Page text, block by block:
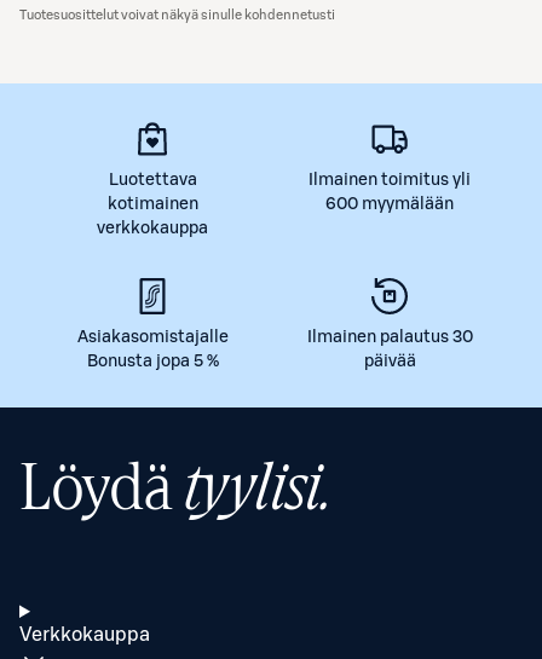
Tuotesuosittelut voivat näkyä sinulle kohdennetusti
Luotettava
kotimainen
verkkokauppa
Ilmainen toimitus yli
600 myymälään
Asiakasomistajalle
Bonusta jopa 5 %
Ilmainen palautus 30
päivää
Löydätyylisi.
Verkkokauppa